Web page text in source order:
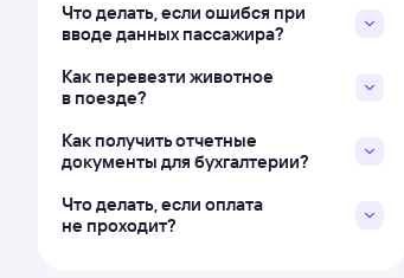
Что делать, если ошибся при
вводе данных пассажира?
Как перевезти животное
в поезде?
Как получить отчетные
документы для бухгалтерии?
Что делать, если оплата
не проходит?